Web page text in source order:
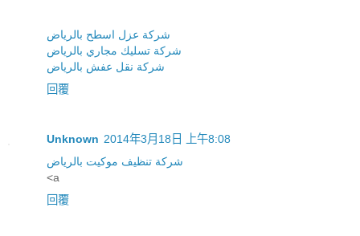
شركة عزل اسطح بالرياض
شركة تسليك مجاري بالرياض
شركة نقل عفش بالرياض
回覆
Unknown 2014年3月18日 上午8:08
شركة تنظيف موكيت بالرياض
<a
回覆